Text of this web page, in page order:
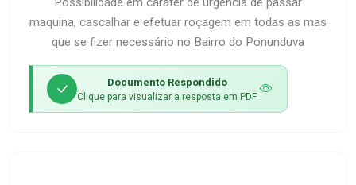
maquina, cascalhar e efetuar roçagem em todas as mas
que se fizer necessário no Bairro do Ponunduva
Documento Respondido
Clique para visualizar a resposta em PDF